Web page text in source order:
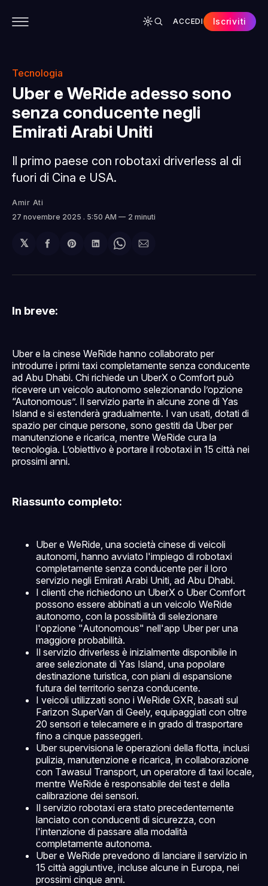
ACCEDI Iscriviti
Tecnologia
Uber e WeRide adesso sono
senza conducente negli
Emirati Arabi Uniti
Il primo paese con robotaxi driverless al di
fuori di Cina e USA.
Amir Ati
27 novembre 2025 . 5:50 AM 2 minuti
𝕏
Condividi
Facebook
Share
Pinterest
Condividi
LinkedIn
Share
WhatsApp
Condividi
email
In breve:
Uber e la cinese WeRide hanno collaborato per
introdurre i primi taxi completamente senza conducente
ad Abu Dhabi. Chi richiede un UberX o Comfort può
ricevere un veicolo autonomo selezionando l’opzione
“Autonomous”. Il servizio parte in alcune zone di Yas
Island e si estenderà gradualmente. I van usati, dotati di
spazio per cinque persone, sono gestiti da Uber per
manutenzione e ricarica, mentre WeRide cura la
tecnologia. L’obiettivo è portare il robotaxi in 15 città nei
prossimi anni.
Riassunto completo:
Uber e WeRide, una società cinese di veicoli
autonomi, hanno avviato l'impiego di robotaxi
completamente senza conducente per il loro
servizio negli Emirati Arabi Uniti, ad Abu Dhabi.
I clienti che richiedono un UberX o Uber Comfort
possono essere abbinati a un veicolo WeRide
autonomo, con la possibilità di selezionare
l'opzione "Autonomous" nell'app Uber per una
maggiore probabilità.
Il servizio driverless è inizialmente disponibile in
aree selezionate di Yas Island, una popolare
destinazione turistica, con piani di espansione
futura del territorio senza conducente.
I veicoli utilizzati sono i WeRide GXR, basati sul
Farizon SuperVan di Geely, equipaggiati con oltre
20 sensori e telecamere e in grado di trasportare
fino a cinque passeggeri.
Uber supervisiona le operazioni della flotta, inclusi
pulizia, manutenzione e ricarica, in collaborazione
con Tawasul Transport, un operatore di taxi locale,
mentre WeRide è responsabile dei test e della
calibrazione dei sensori.
Il servizio robotaxi era stato precedentemente
lanciato con conducenti di sicurezza, con
l'intenzione di passare alla modalità
completamente autonoma.
Uber e WeRide prevedono di lanciare il servizio in
15 città aggiuntive, incluse alcune in Europa, nei
prossimi cinque anni.